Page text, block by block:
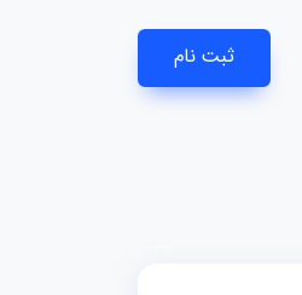
ثبت نام